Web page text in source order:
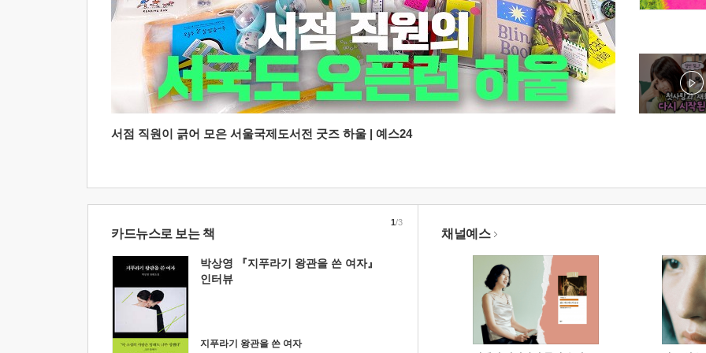
서점 직원이 긁어 모은 서울국제도서전 굿즈 하울 | 예스24
카드뉴스로 보는 책
박상영 『지푸라기 왕관을 쓴 여자』
인터뷰
지푸라기 왕관을 쓴 여자
1/3
채널예스